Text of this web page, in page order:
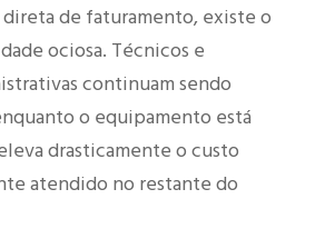
de faturamento, existe o
ociosa. Técnicos e
continuam sendo
o equipamento está
drasticamente o custo
atendido no restante do